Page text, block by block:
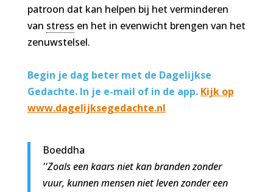
patroon dat kan helpen bij het verminderen
van stress en het in evenwicht brengen van het
zenuwstelsel.
Begin je dag beter met de Dagelijkse
Gedachte. In je e-mail of in de app. Kijk op
www.dagelijksegedachte.nl
Boeddha
''Zoals een kaars niet kan branden zonder
vuur, kunnen mensen niet leven zonder een